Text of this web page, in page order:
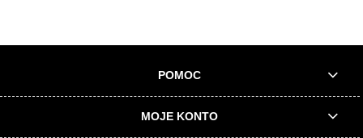
POMOC
MOJE KONTO